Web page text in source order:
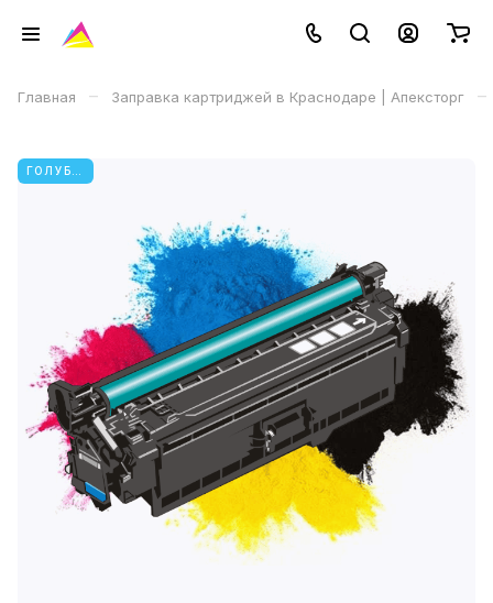
Главная – Заправка картриджей в Краснодаре | Апексторг –